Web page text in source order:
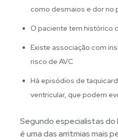
como desmaios e dor no
O paciente tem histórico
Existe associação com
risco de AVC
Há episódios de
ventricular, que podem
Segundo especialistas do
é uma das arritmias mais